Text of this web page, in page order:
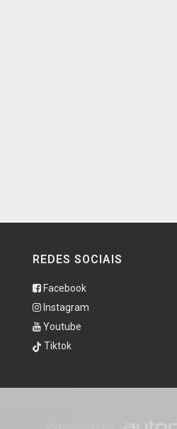
REDES SOCIAIS
Facebook
Instagram
Youtube
Tiktok